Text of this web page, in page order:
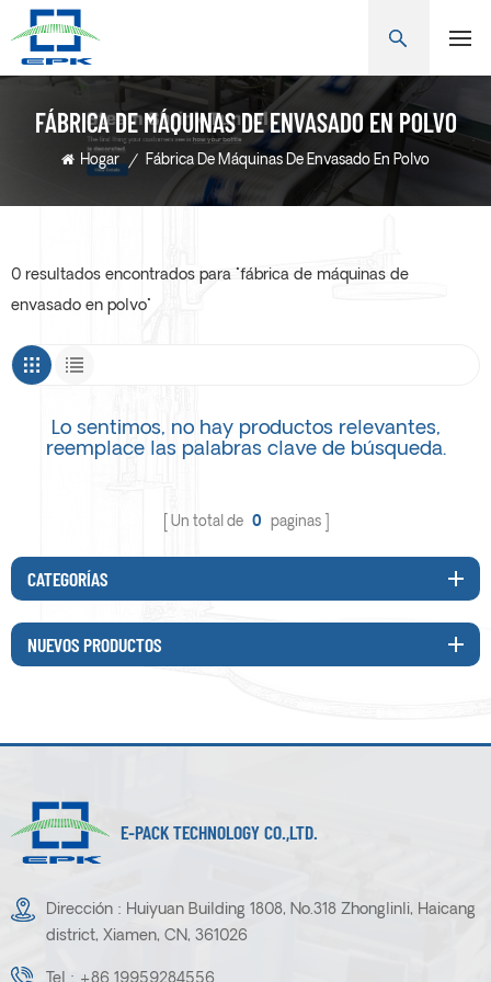
FÁBRICA DE MÁQUINAS DE ENVASADO EN POLVO
Hogar / Fábrica De Máquinas De Envasado En Polvo
0 resultados encontrados para "fábrica de máquinas de
envasado en polvo"
Lo sentimos, no hay productos relevantes,
reemplace las palabras clave de búsqueda.
Un total de 0 paginas
CATEGORÍAS
NUEVOS PRODUCTOS
E-PACK TECHNOLOGY CO.,LTD.
Dirección : Huiyuan Building 1808, No.318 Zhonglinli, Haicang
district, Xiamen, CN, 361026